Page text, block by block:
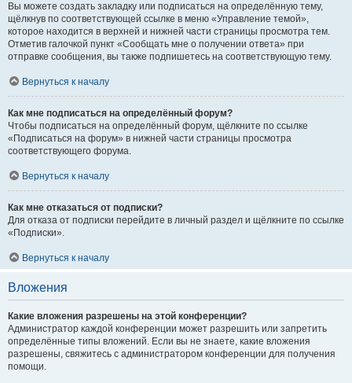
Вы можете создать закладку или подписаться на определённую тему,
щёлкнув по соответствующей ссылке в меню «Управление темой»,
которое находится в верхней и нижней части страницы просмотра тем.
Отметив галочкой пункт «Сообщать мне о получении ответа» при
отправке сообщения, вы также подпишетесь на соответствующую тему.
Вернуться к началу
Как мне подписаться на определённый форум?
Чтобы подписаться на определённый форум, щёлкните по ссылке
«Подписаться на форум» в нижней части страницы просмотра
соответствующего форума.
Вернуться к началу
Как мне отказаться от подписки?
Для отказа от подписки перейдите в личный раздел и щёлкните по ссылке
«Подписки».
Вернуться к началу
Вложения
Какие вложения разрешены на этой конференции?
Администратор каждой конференции может разрешить или запретить
определённые типы вложений. Если вы не знаете, какие вложения
разрешены, свяжитесь с администратором конференции для получения
помощи.